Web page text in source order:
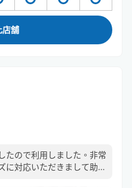
店舖
たので利用しました。非常
に対応いただきまして助か